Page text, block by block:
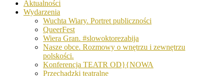
Aktualności
Wydarzenia
Wuchta Wiary. Portret publiczności
QueerFest
Wiera Gran. #slowoktorezabija
Nasze obce. Rozmowy o wnętrzu i zewnętrzu
polskości.
Konferencja TEATR OD}{NOWA
Przechadzki teatralne